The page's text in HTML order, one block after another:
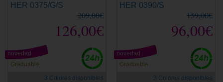
HER 0375/G/S
209,00€
126,00€
Graduable
novedad
3 Colores disponibles
HER 0390/S
159,00€
96,00€
Graduable
novedad
3 Colores disponibles